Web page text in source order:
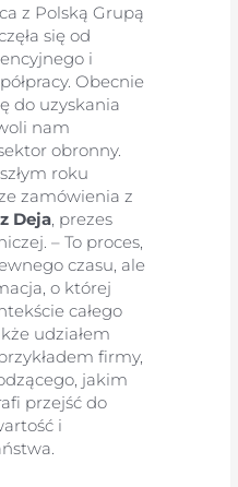
z Polską Grupą
się od
i
Obecnie
do uzyskania
nam
obronny.
roku
zamówienia z
Deja, prezes
– To proces,
czasu, ale
o której
całego
udziałem
firmy,
jakim
przejść do
i